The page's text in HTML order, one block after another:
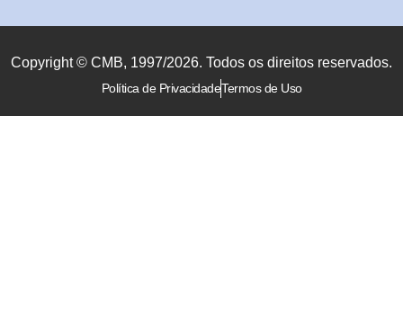
Copyright © CMB, 1997/2026. Todos os direitos reservados.
Política de PrivacidadeTermos de Uso